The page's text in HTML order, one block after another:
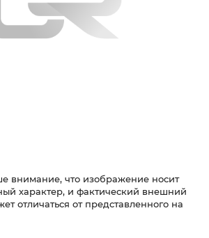
внимание, что изображение носит
характер, и фактический внешний
отличаться от представленного на